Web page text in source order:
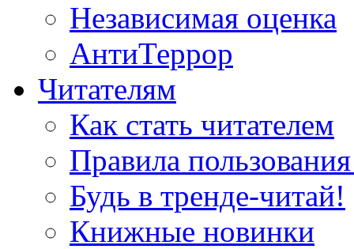
Независимая оценка
АнтиТеррор
Читателям
Как стать читателем
Правила
Будь в тренде-читай!
Книжные новинки